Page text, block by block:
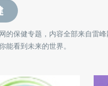
的保健专题，内容全部来自雷
能看到未来的世界。